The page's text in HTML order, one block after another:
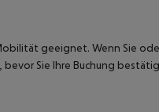
geeignet. Wenn Sie
bevor Sie Ihre Buchung